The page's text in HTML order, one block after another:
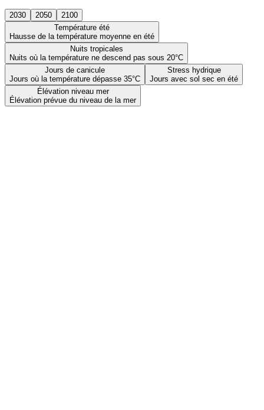
2030 2050
2100
Température été
Hausse de la température moyenne en été
Nuits tropicales
Nuits où la température ne descend pas sous 20°C
Jours de canicule
Jours où la température dépasse 35°C
Stress hydrique
Jours avec sol sec en été
Élévation niveau mer
Élévation prévue du niveau de la mer